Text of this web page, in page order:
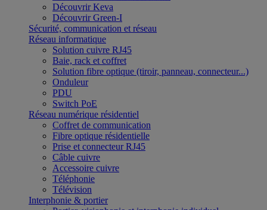
Découvrir Keva
Découvrir Green-I
Sécurité, communication et réseau
Réseau informatique
Solution cuivre RJ45
Baie, rack et coffret
Solution fibre optique (tiroir, panneau, connecteur...)
Onduleur
PDU
Switch PoE
Réseau numérique résidentiel
Coffret de communication
Fibre optique résidentielle
Prise et connecteur RJ45
Câble cuivre
Accessoire cuivre
Téléphonie
Télévision
Interphonie & portier